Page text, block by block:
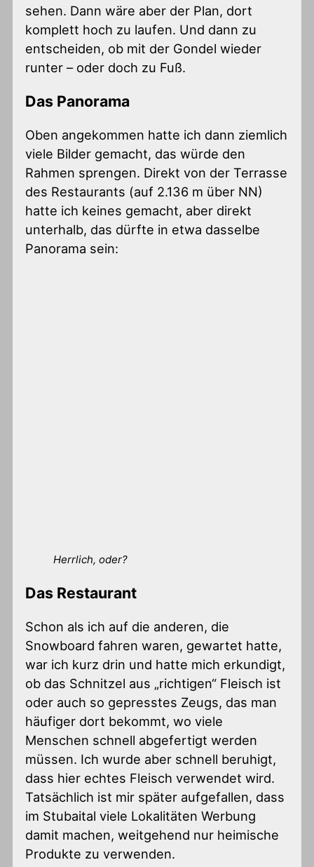
sehen. Dann wäre aber der Plan, dort
komplett hoch zu laufen. Und dann zu
entscheiden, ob mit der Gondel wieder
runter – oder doch zu Fuß.
Das Panorama
Oben angekommen hatte ich dann ziemlich
viele Bilder gemacht, das würde den
Rahmen sprengen. Direkt von der Terrasse
des Restaurants (auf 2.136 m über NN)
hatte ich keines gemacht, aber direkt
unterhalb, das dürfte in etwa dasselbe
Panorama sein:
Herrlich, oder?
Das Restaurant
Schon als ich auf die anderen, die
Snowboard fahren waren, gewartet hatte,
war ich kurz drin und hatte mich erkundigt,
ob das Schnitzel aus „richtigen“ Fleisch ist
oder auch so gepresstes Zeugs, das man
häufiger dort bekommt, wo viele
Menschen schnell abgefertigt werden
müssen. Ich wurde aber schnell beruhigt,
dass hier echtes Fleisch verwendet wird.
Tatsächlich ist mir später aufgefallen, dass
im Stubaital viele Lokalitäten Werbung
damit machen, weitgehend nur heimische
Produkte zu verwenden.